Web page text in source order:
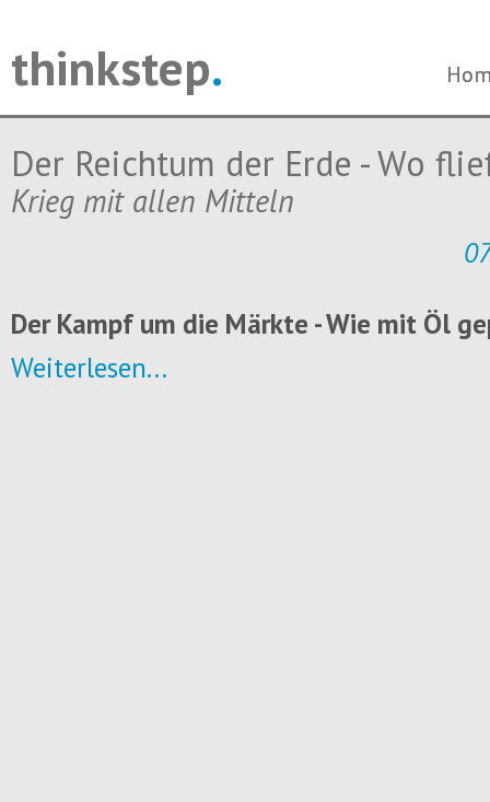
thinkstep.
Der Reichtum der Erde - Wo
Krieg mit allen Mitteln
Der Kampf um die Märkte - Wie mit Öl
Weiterlesen...